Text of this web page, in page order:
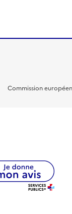
Commission